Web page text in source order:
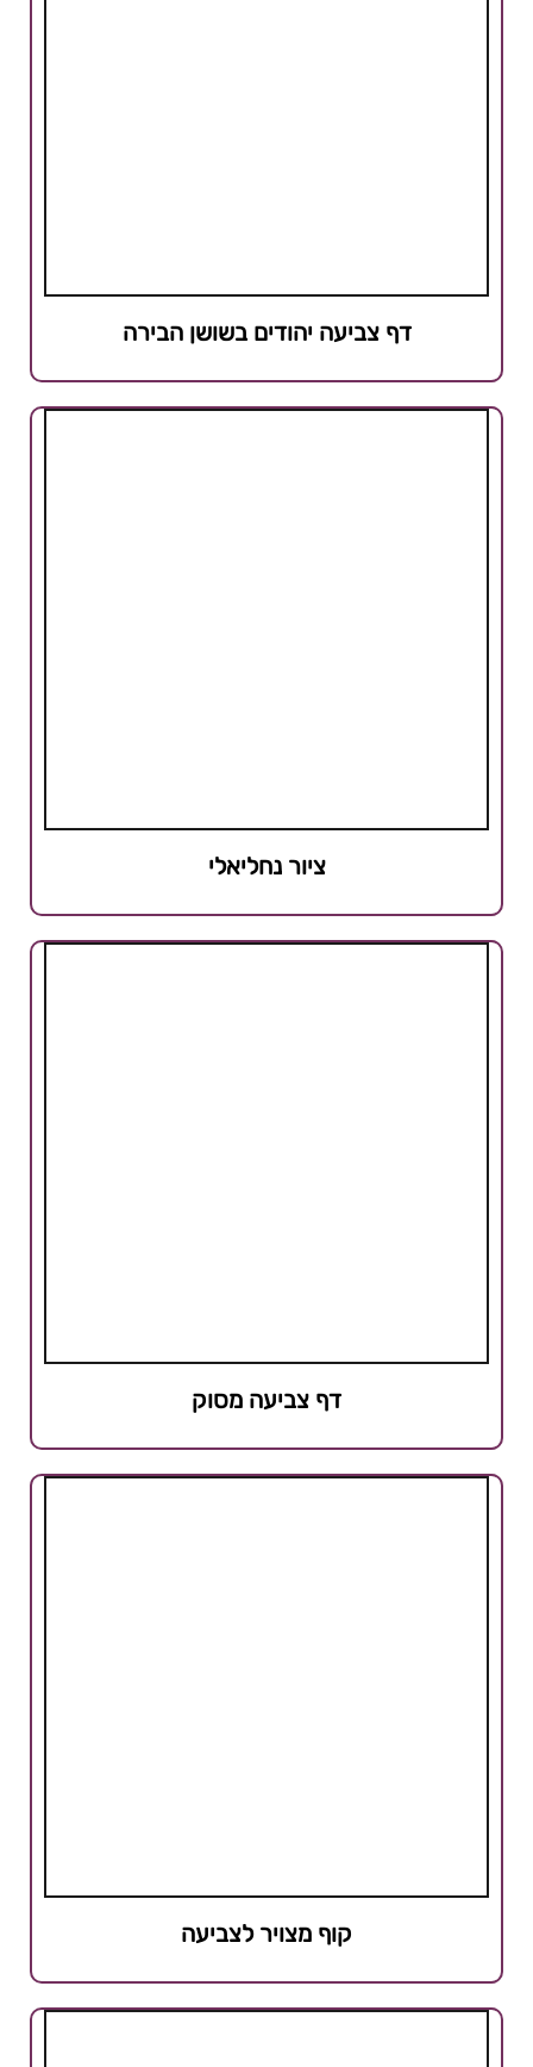
דף צביעה יהודים בשושן הבירה
ציור נחליאלי
דף צביעה מסוק
קוף מצויר לצביעה